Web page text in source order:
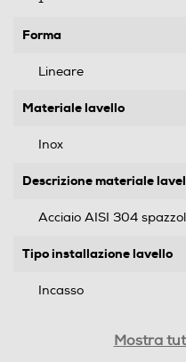
Forma
Lineare
Materiale lavello
Inox
Descrizione materiale
Acciaio AISI 304
Tipo installazione lavello
Incasso
Mostra